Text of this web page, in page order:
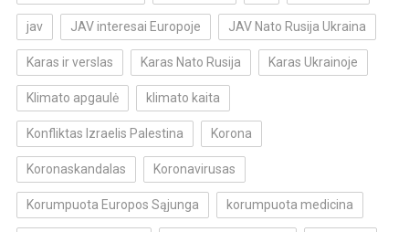
jav JAV interesai Europoje JAV Nato Rusija Ukraina
Karas ir verslas Karas Nato Rusija Karas Ukrainoje
Klimato apgaulė klimato kaita
Konfliktas Izraelis Palestina Korona
Koronaskandalas Koronavirusas
Korumpuota Europos Sąjunga korumpuota medicina